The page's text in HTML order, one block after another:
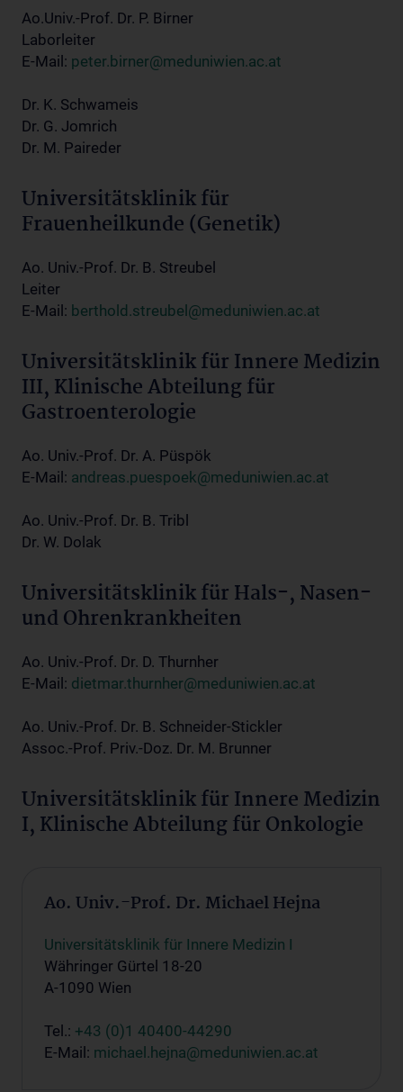
Ao.Univ.-Prof. Dr. P. Birner
Laborleiter
E-Mail: peter.birner@meduniwien.ac.at
Dr. K. Schwameis
Dr. G. Jomrich
Dr. M. Paireder
Universitätsklinik für
Frauenheilkunde (Genetik)
Ao. Univ.-Prof. Dr. B. Streubel
Leiter
E-Mail: berthold.streubel@meduniwien.ac.at
Universitätsklinik für Innere Medizin
III, Klinische Abteilung für
Gastroenterologie
Ao. Univ.-Prof. Dr. A. Püspök
E-Mail: andreas.puespoek@meduniwien.ac.at
Ao. Univ.-Prof. Dr. B. Tribl
Dr. W. Dolak
Universitätsklinik für Hals-, Nasen-
und Ohrenkrankheiten
Ao. Univ.-Prof. Dr. D. Thurnher
E-Mail: dietmar.thurnher@meduniwien.ac.at
Ao. Univ.-Prof. Dr. B. Schneider-Stickler
Assoc.-Prof. Priv.-Doz. Dr. M. Brunner
Universitätsklinik für Innere Medizin
I, Klinische Abteilung für Onkologie
Ao. Univ.-Prof. Dr. Michael Hejna
Universitätsklinik für Innere Medizin I
Währinger Gürtel 18-20
A-1090 Wien
Tel.: +43 (0)1 40400-44290
E-Mail: michael.hejna@meduniwien.ac.at